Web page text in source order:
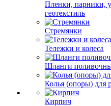
Пленки, парники,
геотекстиль
Стремянки
Тележки и колеса
Шланги
Колья (опоры) для
Кирпич